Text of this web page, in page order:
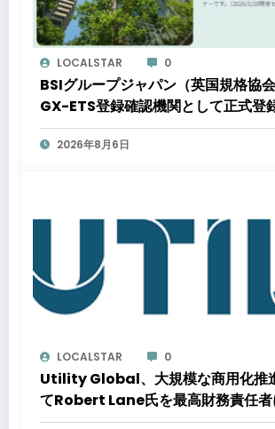
LOCALSTAR 0
BSIグループジャパン（英国規格協会
GX-ETS登録確認機関として正式
フェーズ開始で制度対応が義務化、
応はどう変わるのか？ 法的拘束力を
2026年8月6日
LOCALSTAR 0
Utility Global、大規模な商用化推
てRobert Lane氏を最高財務責任者